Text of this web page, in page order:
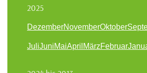
2025
DezemberNovemberOktober
JuliJuniMaiApril MärzFebruar